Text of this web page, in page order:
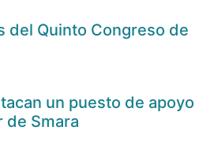
del Quinto Congreso de
un puesto de apoyo
de Smara